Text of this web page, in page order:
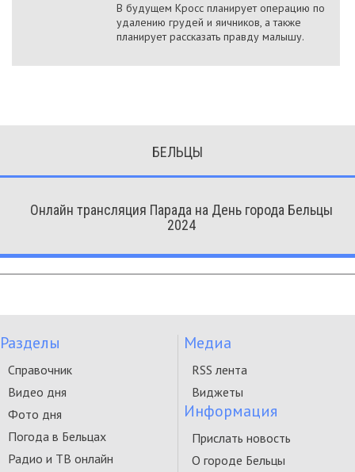
В будущем Кросс планирует операцию по
удалению грудей и яичников, а также
планирует рассказать правду малышу.
БЕЛЬЦЫ
Онлайн трансляция Парада на День города Бельцы
2024
Разделы
Справочник
Видео дня
Фото дня
Погода в Бельцах
Радио и ТВ онлайн
Медиа
RSS лента
Виджеты
Информация
Прислать новость
О городе Бельцы